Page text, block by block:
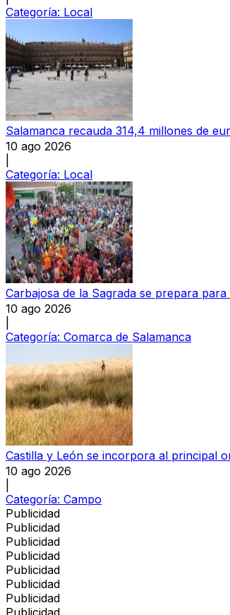
Categoría: Local
Salamanca recauda 314,4 millones de
10 ago 2026
Categoría: Local
Carbajosa de la Sagrada se prepara
10 ago 2026
Categoría: Comarca de Salamanca
Castilla y León se incorpora al principal
10 ago 2026
Categoría: Campo
Publicidad
Publicidad
Publicidad
Publicidad
Publicidad
Publicidad
Publicidad
Publicidad